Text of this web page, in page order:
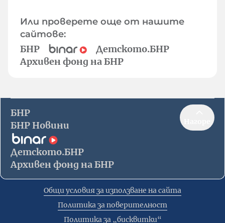
Или проверете още от нашите
сайтове:
БНР
Детското.БНР
Архивен фонд на БНР
БНР
БНР Новини
Детското.БНР
Архивен фонд на БНР
Общи условия за използване на сайта
Политика за поверителност
Политика за „бисквитки“